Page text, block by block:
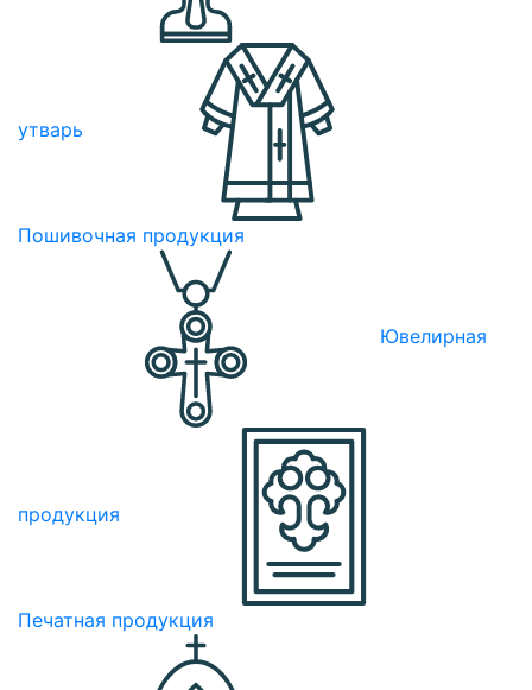
утварь
Пошивочная продукция
Ювелирная
продукция
Печатная продукция